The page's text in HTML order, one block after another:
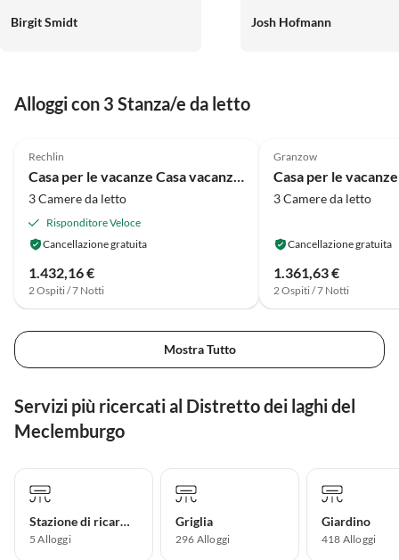
Detail hergerichtet. Sehr nette
Birgit Smidt Josh Hofmann
Alloggi con 3 Stanza/e da letto
Rechlin
3 Camere da letto
Risponditore Veloce
Cancellazione gratuita
1.432,16 €
2 Ospiti / 7 Notti
Granzow
3 Camere da letto
Cancellazione gratuita
1.361,63 €
2 Ospiti / 7 Notti
Mostra Tutto
Servizi più ricercati al Distretto dei laghi del
Meclemburgo
Stazione di ricarica per auto elettriche
5 Alloggi
Griglia
296 Alloggi
Giardino
418 Alloggi